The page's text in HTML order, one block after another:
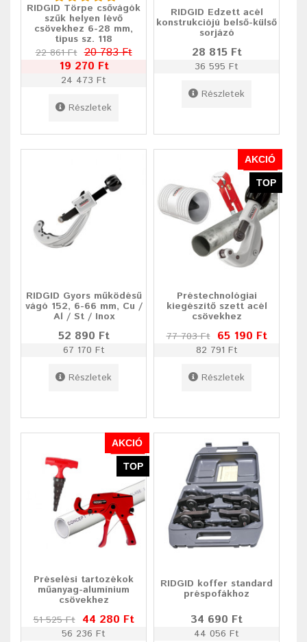
RIDGID Törpe csővágók
szűk helyen lévő
csövekhez 6-28 mm,
tipus sz. 118
22 861 Ft 20 783 Ft
19 270 Ft
24 473 Ft
Részletek
RIDGID Edzett acél
konstrukciójú belső-külső
sorjázó
28 815 Ft
36 595 Ft
Részletek
RIDGID Gyors működésű
vágó 152, 6-66 mm, Cu /
Al / St / Inox
52 890 Ft
67 170 Ft
Részletek
AKCIÓ
TOP
Préstechnológiai
kiegészítő szett acél
csövekhez
77 703 Ft 65 190 Ft
82 791 Ft
Részletek
AKCIÓ
TOP
Préselési tartozékok
műanyag-alumínium
csövekhez
51 525 Ft 44 280 Ft
56 236 Ft
RIDGID koffer standard
préspofákhoz
34 690 Ft
44 056 Ft